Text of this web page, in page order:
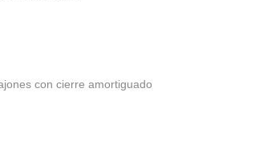
con cierre amortiguado